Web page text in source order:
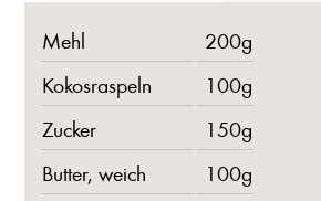
Mehl
200g
Kokosraspeln
100g
Zucker
150g
Butter, weich
100g